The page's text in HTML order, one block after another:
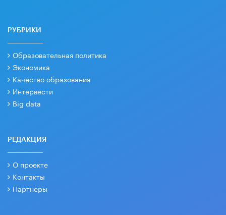
РУБРИКИ
Образовательная политика
Экономика
Качество образования
Интервести
Big data
РЕДАКЦИЯ
О проекте
Контакты
Партнеры